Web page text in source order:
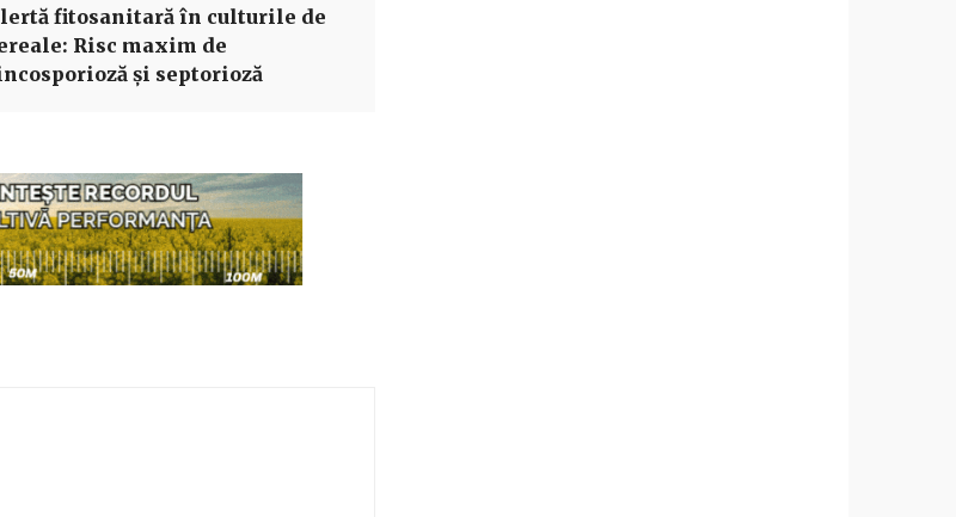
fitosanitară în culturile de
Risc maxim de
și septorioză